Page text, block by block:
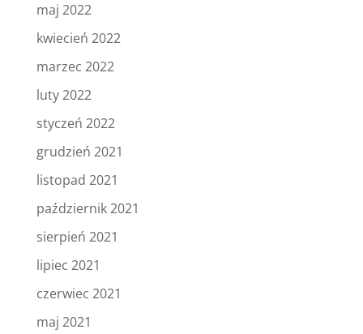
maj 2022
kwiecień 2022
marzec 2022
luty 2022
styczeń 2022
grudzień 2021
listopad 2021
październik 2021
sierpień 2021
lipiec 2021
czerwiec 2021
maj 2021